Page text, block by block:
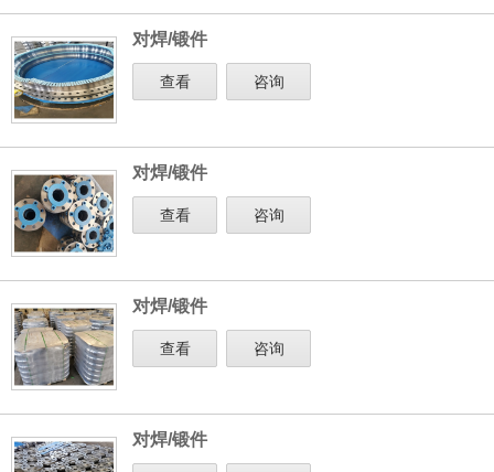
对焊/锻件
查看 咨询
对焊/锻件
查看 咨询
对焊/锻件
查看 咨询
对焊/锻件